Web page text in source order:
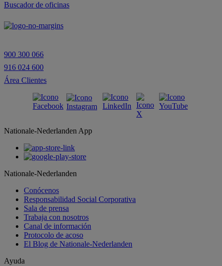
Buscador de oficinas
900 300 066
916 024 600
Área Clientes
Nationale-Nederlanden App
Nationale-Nederlanden
Conócenos
Responsabilidad Social Corporativa
Sala de prensa
Trabaja con nosotros
Canal de información
Protocolo de acoso
El Blog de Nationale-Nederlanden
Ayuda